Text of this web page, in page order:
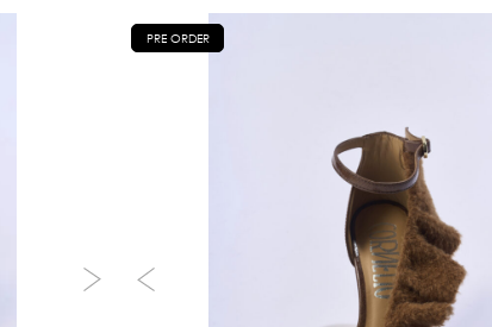
PRE ORDER